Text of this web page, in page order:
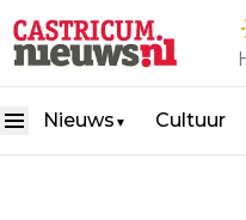
Nieuws ▼ Cultuur